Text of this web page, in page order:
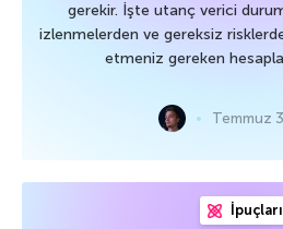
gerekir. İşte utanç verici
izlenmelerden ve gereksiz
etmeniz gereken
Temmuz
İpuçları